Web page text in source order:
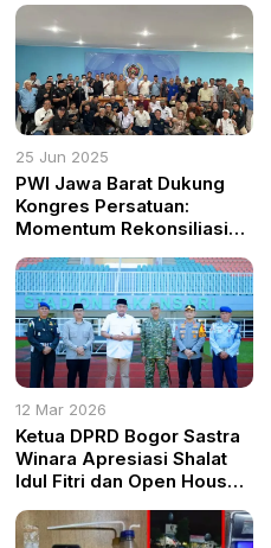
25 Jun 2025
PWI Jawa Barat Dukung
Kongres Persatuan:
Momentum Rekonsiliasi
12 Mar 2026
Ketua DPRD Bogor Sastra
Winara Apresiasi Shalat
Idul Fitri dan Open House